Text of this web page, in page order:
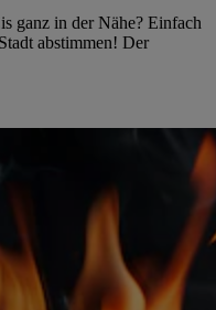
ganz in der Nähe? Einfach
abstimmen! Der